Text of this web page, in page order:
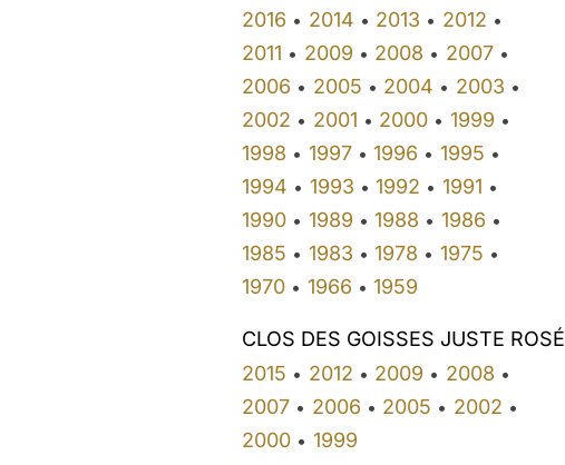
2016 • 2014 • 2013 • 2012 •
2011 • 2009 • 2008 • 2007•
2006 • 2005 • 2004 • 2003 •
2002 • 2001 • 2000 • 1999 •
1998 • 1997• 1996 • 1995 •
1994 • 1993 • 1992 • 1991 •
1990 • 1989 • 1988 • 1986 •
1985 • 1983 • 1978 • 1975 •
1970 • 1966 • 1959
CLOS DES GOISSES JUSTE ROSÉ
2015 • 2012 • 2009 • 2008 •
2007 • 2006 • 2005 • 2002 •
2000 • 1999